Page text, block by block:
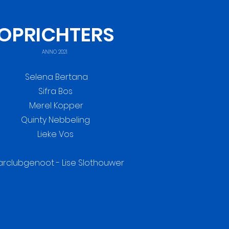
ANNO 2021
Selena Bertana
Sifra Bos
Merel Kopper
Quinty Nebbeling
Lieke Vos
- Lise Slothouwer